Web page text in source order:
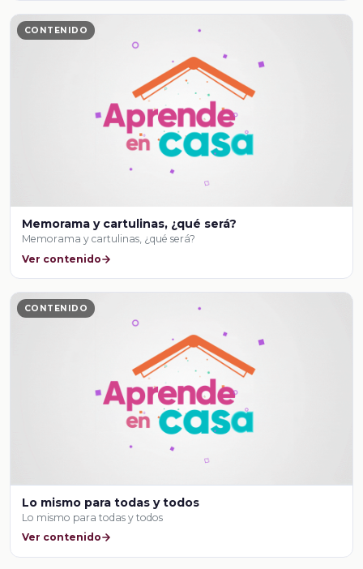
CONTENIDO
Memorama y cartulinas, ¿qué será?
Memorama y cartulinas, ¿qué será?
Ver contenido
CONTENIDO
Lo mismo para todas y todos
Lo mismo para todas y todos
Ver contenido